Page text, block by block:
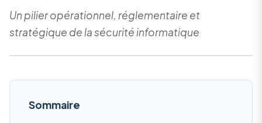
Un pilier opérationnel, réglementaire et
stratégique de la sécurité informatique
Sommaire